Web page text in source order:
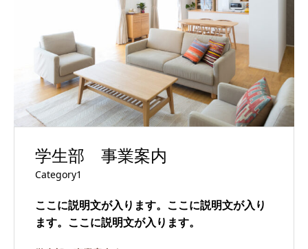
学生部 事業案内
Category1
ここに説明文が入ります。ここに説明文が入り
ます。ここに説明文が入ります。